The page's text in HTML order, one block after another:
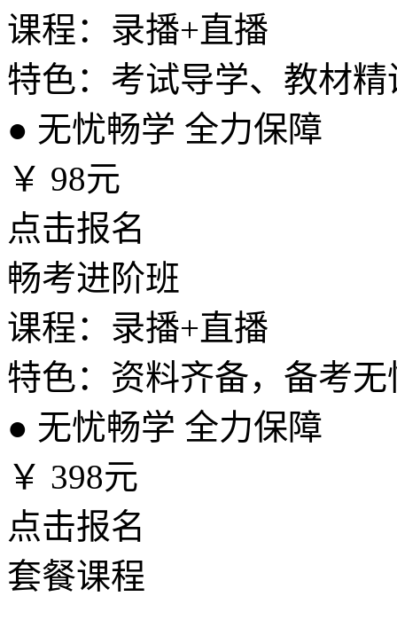
课程：录播+直播
特色：考试导学、教材
● 无忧畅学 全力保障
￥ 98元
点击报名
畅考进阶班
课程：录播+直播
特色：资料齐备，备考无
● 无忧畅学 全力保障
￥ 398元
点击报名
套餐课程